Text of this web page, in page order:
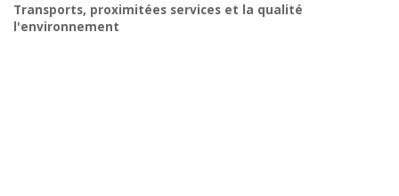
Transports, proximitées services et la qualité
l'environnement